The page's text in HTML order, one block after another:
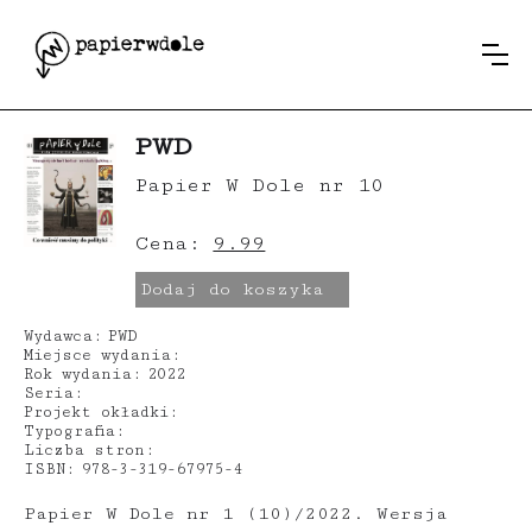
Papier W Dole nr 1 (10)/2022. Wersja
Wydawca: PWD
Miejsce wydania:
Rok wydania:
2022
Seria:
Projekt okładki:
Typografia:
Liczba stron:
ISBN:
978-3-319-67975-4
PWD
Papier W Dole nr 10
Cena: 9.99
Dodaj do koszyka